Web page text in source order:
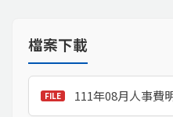
檔案下載
111年08月人事費